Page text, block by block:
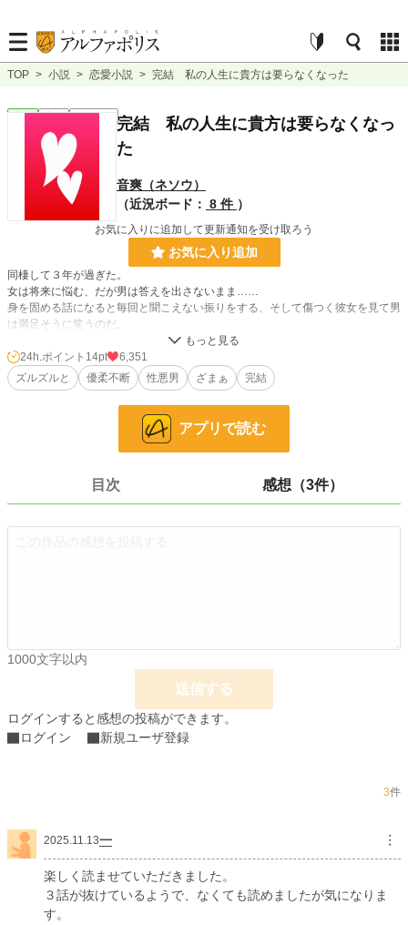
TOP > 小説 > 恋愛小説 > 完結 私の人生に貴方は要らなくなった
恋愛 完結 ｼｮｰﾄｼｮｰﾄ
完結 私の人生に貴方は要らなくなっ
た
音爽（ネソウ）
（近況ボード： 8 件 ）
お気に入りに追加して更新通知を受け取ろう
お気に入り追加
同棲して３年が過ぎた。
女は将来に悩む、だが男は答えを出さないまま……
身を固める話になると毎回と聞こえない振りをする、そして傷つく彼女を見て男
は満足そうに笑うのだ。
小説 31,962 位 / 228,955 件
9,626
月間ポイント 1,638 pt (17,988 位)
136,214 pt (4,555 位)
累計ポイント 387,502 pt (12,705 位)
24h.ポイント 14pt
6,351
ズルズルと
優柔不断 性悪男 ざまぁ 完結
アプリで読む
目次 感想（3件）
1000文字以内
送信する
ログインすると感想の投稿ができます。
ログイン
新規ユーザ登録
3件
2025.11.13一 ︙
楽しく読ませていただきました。
３話が抜けているようで、なくても読めましたが気になりま
す。